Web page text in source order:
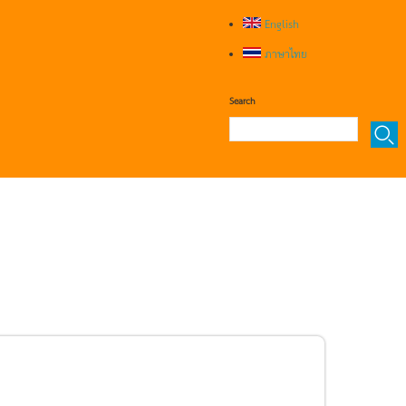
English
ภาษาไทย
Search